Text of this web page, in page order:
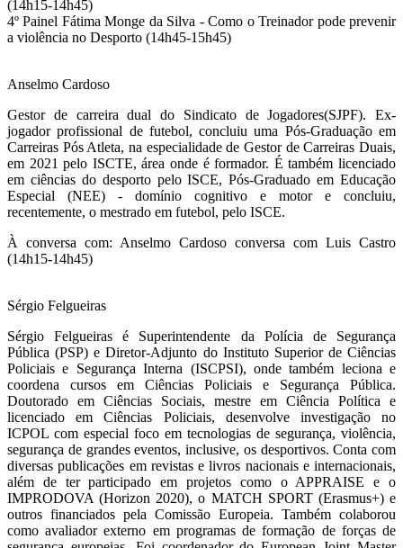
(14h15-14h45)
4º Painel Fátima Monge da Silva - Como o Treinador pode prevenir
a violência no Desporto (14h45-15h45)
Anselmo Cardoso
Gestor de carreira dual do Sindicato de Jogadores(SJPF). Ex-
jogador profissional de futebol, concluiu uma Pós-Graduação em
Carreiras Pós Atleta, na especialidade de Gestor de Carreiras Duais,
em 2021 pelo ISCTE, área onde é formador. É também licenciado
em ciências do desporto pelo ISCE, Pós-Graduado em Educação
Especial (NEE) - domínio cognitivo e motor e concluiu,
recentemente, o mestrado em futebol, pelo ISCE.
À conversa com: Anselmo Cardoso conversa com Luis Castro
(14h15-14h45)
Sérgio Felgueiras
Sérgio Felgueiras é Superintendente da Polícia de Segurança
Pública (PSP) e Diretor-Adjunto do Instituto Superior de Ciências
Policiais e Segurança Interna (ISCPSI), onde também leciona e
coordena cursos em Ciências Policiais e Segurança Pública.
Doutorado em Ciências Sociais, mestre em Ciência Política e
licenciado em Ciências Policiais, desenvolve investigação no
ICPOL com especial foco em tecnologias de segurança, violência,
segurança de grandes eventos, inclusive, os desportivos. Conta com
diversas publicações em revistas e livros nacionais e internacionais,
além de ter participado em projetos como o APPRAISE e o
IMPRODOVA (Horizon 2020), o MATCH SPORT (Erasmus+) e
outros financiados pela Comissão Europeia. Também colaborou
como avaliador externo em programas de formação de forças de